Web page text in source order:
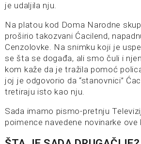
je udaljila nju.
Na platou kod Doma Narodne
proširio takozvani Ćacilend,
Cenzolovke. Na snimku koji je
se šta se događa, ali smo čuli i
kom kaže da je tražila pomoć
joj je odgovorio da “stanovnici”
tretiraju isto kao nju.
Sada imamo pismo-pretnju
poimence navedene novinarke ove